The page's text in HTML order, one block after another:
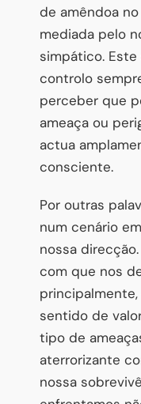
de amêndoa
mediada pelo
simpático. Este
controlo
perceber que
ameaça ou
actua
consciente.
Por outras
num cenário
nossa
com que nos
sentido de
tipo de
aterrorizante
nossa